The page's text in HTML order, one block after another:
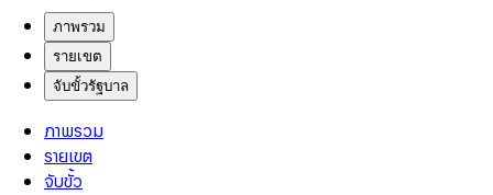
ภาพรวม
รายเขต
จับขั้วรัฐบาล
ภาพรวม
รายเขต
จับขั้ว